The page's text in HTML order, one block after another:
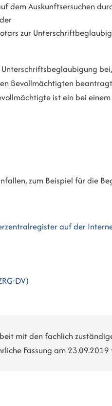
dem Auskunftsersuchen
zur
Bevollmächtigten
ist ein bei
zum Beispiel für die
auf der
DV)
mit den fachlich
Fassung am